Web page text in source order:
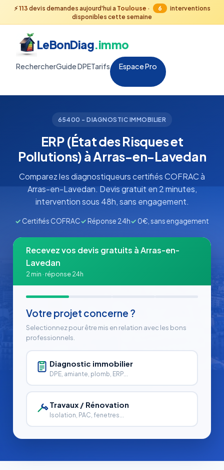
⚡113 devis demandes aujourd'hui a Toulouse · 6
interventions
disponibles cette semaine
LeBonDiag.immo
RechercherGuide DPETarifs Espace Pro
65400 - DIAGNOSTIC IMMOBILIER
ERP (État des Risques et
Pollutions) à Arras-en-Lavedan
Comparez les diagnostiqueurs certifiés COFRAC à
Arras-en-Lavedan. Devis gratuit en 2 minutes,
intervention sous 48h, sans engagement.
✓ Certifiés COFRAC✓Réponse 24h✓ 0€, sans engagement
Recevez vos devis gratuits à Arras-en-
Lavedan
2 min · réponse 24h
Votre projet concerne ?
Selectionnez pour être mis en relation avec les bons
professionnels.
Diagnostic immobilier
DPE, amiante, plomb, ERP...
Travaux / Rénovation
Isolation, PAC, fenetres...